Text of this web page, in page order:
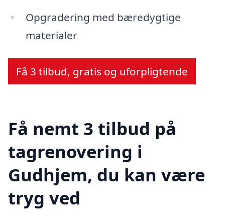
Opgradering med bæredygtige
materialer
Få 3 tilbud, gratis og uforpligtende
Få nemt 3 tilbud på
tagrenovering i
Gudhjem, du kan være
tryg ved